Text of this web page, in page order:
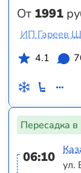
От 1991
ИП Гареев
4.1
Пересадка в
06:10
ул.